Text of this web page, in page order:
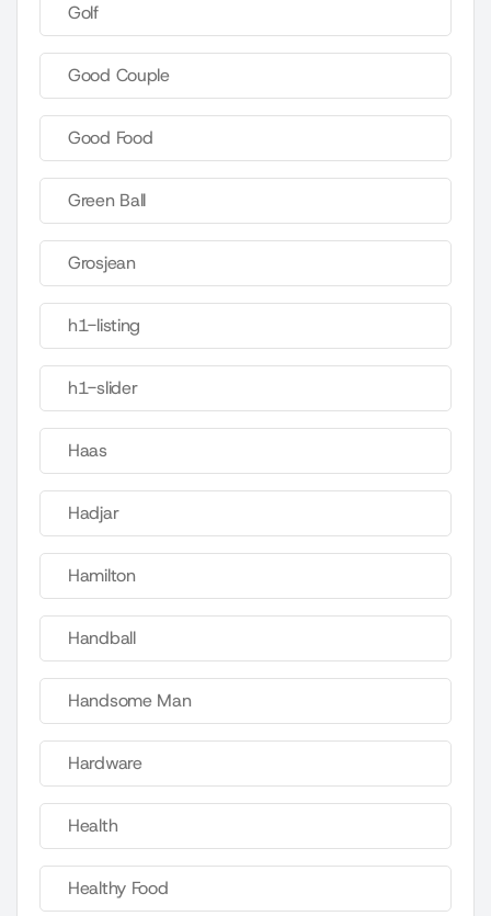
Golf
Good Couple
Good Food
Green Ball
Grosjean
h1-listing
h1-slider
Haas
Hadjar
Hamilton
Handball
Handsome Man
Hardware
Health
Healthy Food